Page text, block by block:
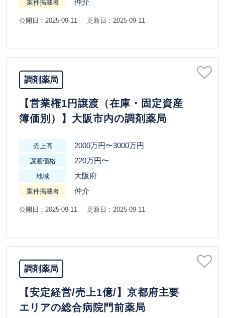
案件掲載者 仲介
公開日：2025-09-11 更新日：2025-09-11
調剤薬局
【営業権1円譲渡（在庫・固定資産
簿価別）】大阪市内の調剤薬局
売上高 2000万円〜3000万円
譲渡価格 220万円〜
地域 大阪府
案件掲載者 仲介
公開日：2025-09-11 更新日：2025-09-11
調剤薬局
【安定経営/売上1億/】京都府主要
エリアの総合病院門前薬局